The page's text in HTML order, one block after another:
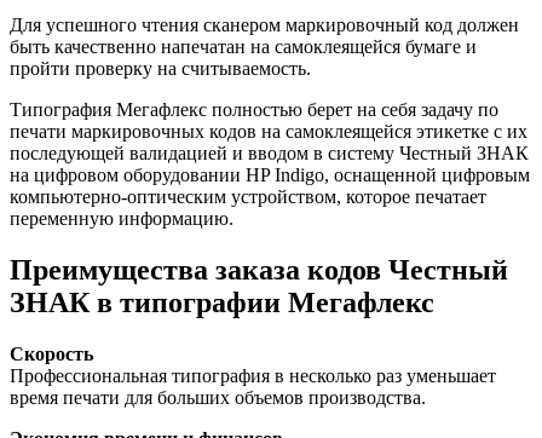
Для успешного чтения сканером маркировочный код должен
быть качественно напечатан на самоклеящейся бумаге и
пройти проверку на считываемость.
Типография Мегафлекс полностью берет на себя задачу по
печати маркировочных кодов на самоклеящейся этикетке с их
последующей валидацией и вводом в систему Честный ЗНАК
на цифровом оборудовании HP Indigo, оснащенной цифровым
компьютерно-оптическим устройством, которое печатает
переменную информацию.
Преимущества заказа кодов Честный
ЗНАК в типографии Мегафлекс
Скорость
Профессиональная типография в несколько раз уменьшает
время печати для больших объемов производства.